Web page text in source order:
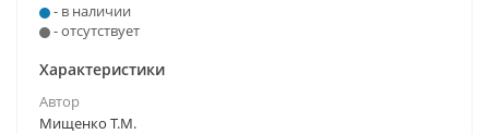
- в наличии
- отсутствует
Характеристики
Автор
Мищенко Т.М.